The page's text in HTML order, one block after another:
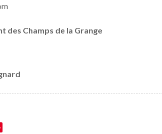
des Champs de la Grange